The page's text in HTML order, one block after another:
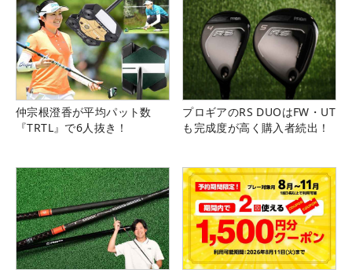
仲宗根澄香が平均パット数
『TRTL』で6人抜き！
プロギアのRS DUOはFW・UT
も完成度が高く購入者続出！